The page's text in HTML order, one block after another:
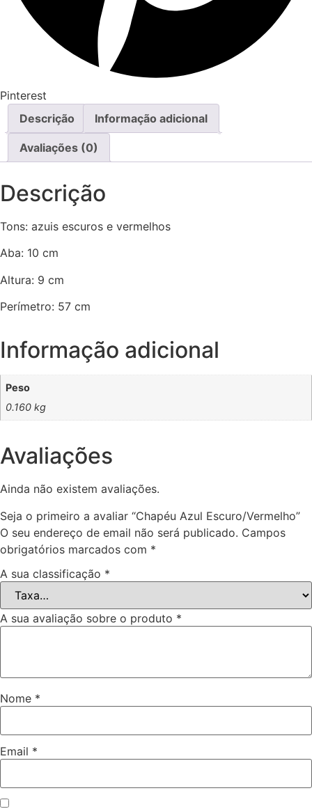
Pinterest
Descrição
Informação adicional
Avaliações (0)
Descrição
Tons: azuis escuros e vermelhos
Aba: 10 cm
Altura: 9 cm
Perímetro: 57 cm
Informação adicional
Peso
0.160 kg
Avaliações
Ainda não existem avaliações.
Seja o primeiro a avaliar “Chapéu Azul Escuro/Vermelho”
O seu endereço de email não será publicado. Campos
obrigatórios marcados com *
A sua classificação *
A sua avaliação sobre o produto *
Nome *
Email *